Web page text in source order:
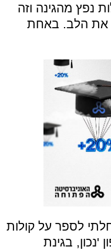
נפץ מהגינה וזה
את הלב. באחת
לספר על קולות
'נכון, בגינת